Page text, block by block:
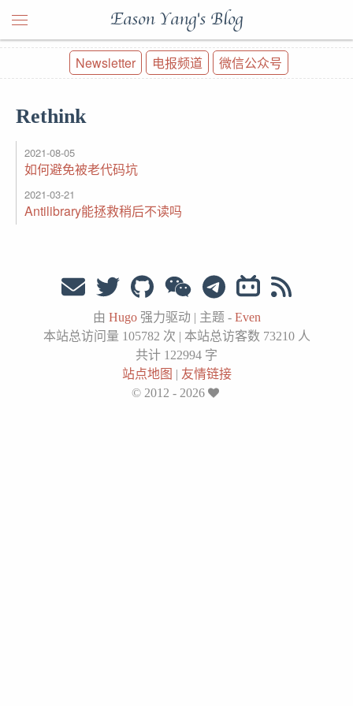
Eason Yang's Blog
Newsletter 电报频道 微信公众号
Rethink
2021-08-05
如何避免被老代码坑
2021-03-21
Antilibrary能拯救稍后不读吗
由 Hugo强力驱动 | 主题 - Even
本站总访问量 105782 次 | 本站总访客数 73210人
共计 122994 字
站点地图 | 友情链接
© 2012 - 2026